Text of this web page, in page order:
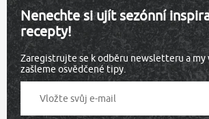
Nenechte si ujít sezónní
recepty!
Zaregistrujte se k odběru newsletteru a my
zašleme osvědčené tipy.